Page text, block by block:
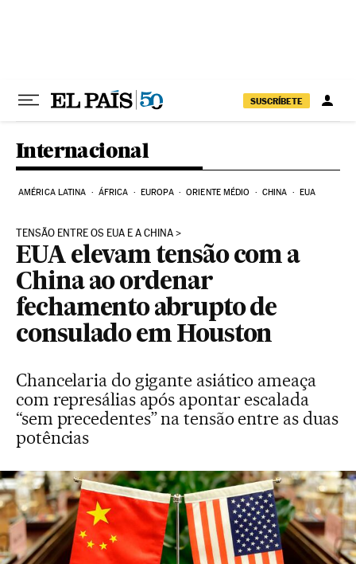
SUSCRÍBETE
Internacional
AMÉRICA LATINA ÁFRICA EUROPA ORIENTE MÉDIO CHINA EUA
TENSÃO ENTRE OS EUA E A CHINA
EUA elevam tensão com a
China ao ordenar
fechamento abrupto de
consulado em Houston
Chancelaria do gigante asiático ameaça
com represálias após apontar escalada
“sem precedentes” na tensão entre as duas
potências